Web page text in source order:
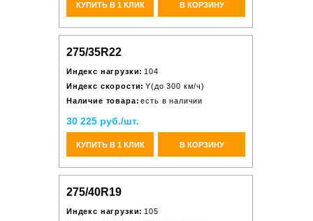
КУПИТЬ В 1 КЛИК В КОРЗИНУ
275/35R22
Индекс нагрузки: 104
Индекс скорости: Y(до 300 км/ч)
Наличие товара: есть в наличии
30 225 руб./шт.
КУПИТЬ В 1 КЛИК В КОРЗИНУ
275/40R19
Индекс нагрузки: 105